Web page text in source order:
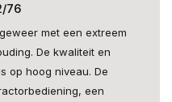
76
met een extreem
De kwaliteit en
op hoog niveau. De
een